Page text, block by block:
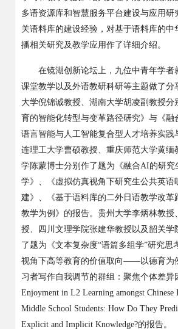
多语资源库和智慧服务平台建设与应用研
关语料库的建设经验，对基于语料库的中
播相关研究及教学应用作了详细介绍。
在镜湖创新论坛上，九位中青年学者
课堂教学以及外语教研科研等主题做了分
大学倪锦诚教授、湖南大学胡凌副教授分
育的智能化转型与变革路径研究》与《融
语言智能与人工智能复合型人才培养实践
连理工大学曹硕教授、重庆师范大学黄缅
学陈蒙博士分别作了题为《融合AI的研究
学》、《虚拟仿真视角下研究生公共英语
建》、《基于语料库的二外日语教学改
教学为例》的报告。贵州大学李炳林教授
授、四川文理学院张建华教授以及韶关学
了题为《文本复杂度“语篇多组学”研究思
视角下高等教育的价值取向——以德育为
习者写作自我调节的群组：聚焦个体差异
Enjoyment in L2 Learning amongst Chinese
Middle School Students: How Do They
Explicit and Implicit Knowledge?的报告。